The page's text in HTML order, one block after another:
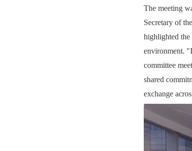
The meeting
Secretary of
highlighted
environment.
committee
shared
exchange